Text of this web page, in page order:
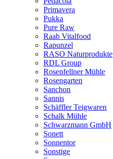
Primavera
Pukka
Pure Raw
Raab Vitalfood
Rapunzel
RASO Naturprodukte
RDL Group
Rosenfellner Mühle
Rosengarten
Sanchon
Sannis
Schäffler Teigwaren
Schalk Mühle
Schwarzmann GmbH
Sonett
Sonnentor
Sonstige